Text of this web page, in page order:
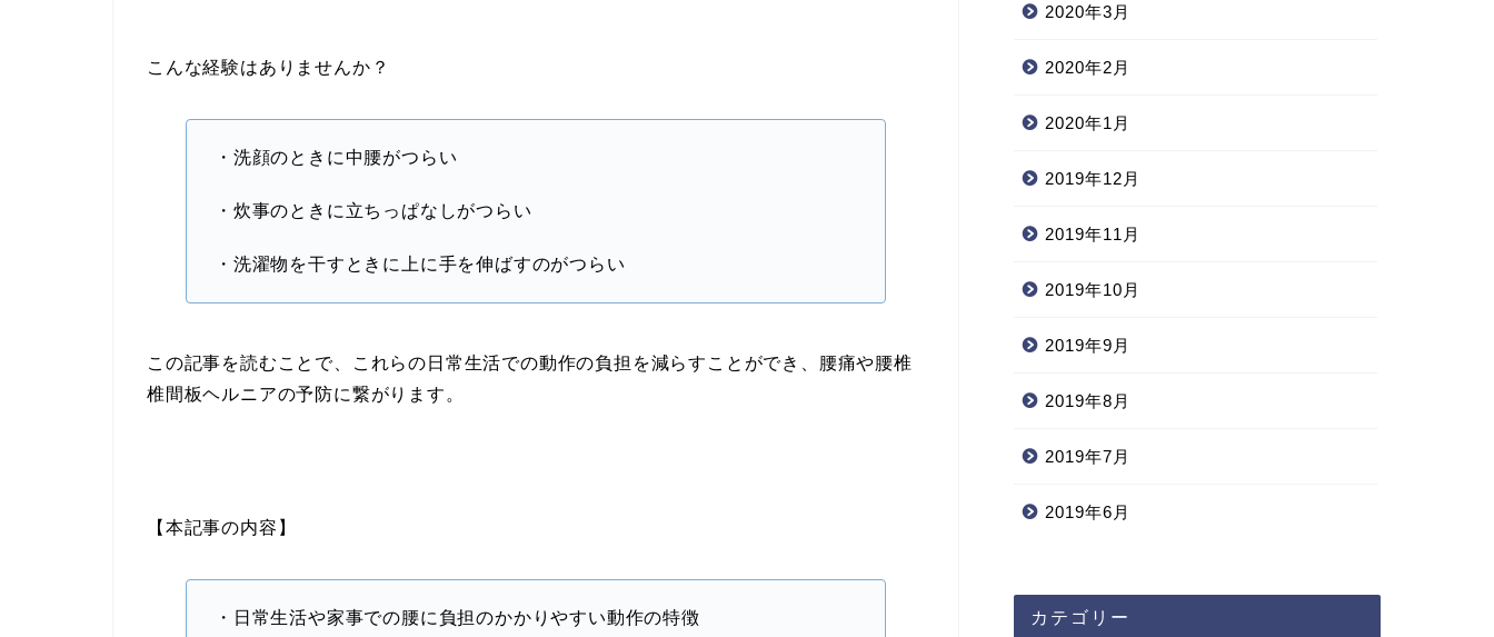
こんな経験はありませんか？
・洗顔のときに中腰がつらい
・炊事のときに立ちっぱなしがつらい
・洗濯物を干すときに上に手を伸ばすのがつらい
この記事を読むことで、これらの日常生活での動作の負担を減らすことができ、腰痛や腰椎
椎間板ヘルニアの予防に繋がります。
【本記事の内容】
・日常生活や家事での腰に負担のかかりやすい動作の特徴
2020年3月
2020年2月
2020年1月
2019年12月
2019年11月
2019年10月
2019年9月
2019年8月
2019年7月
2019年6月
カテゴリー